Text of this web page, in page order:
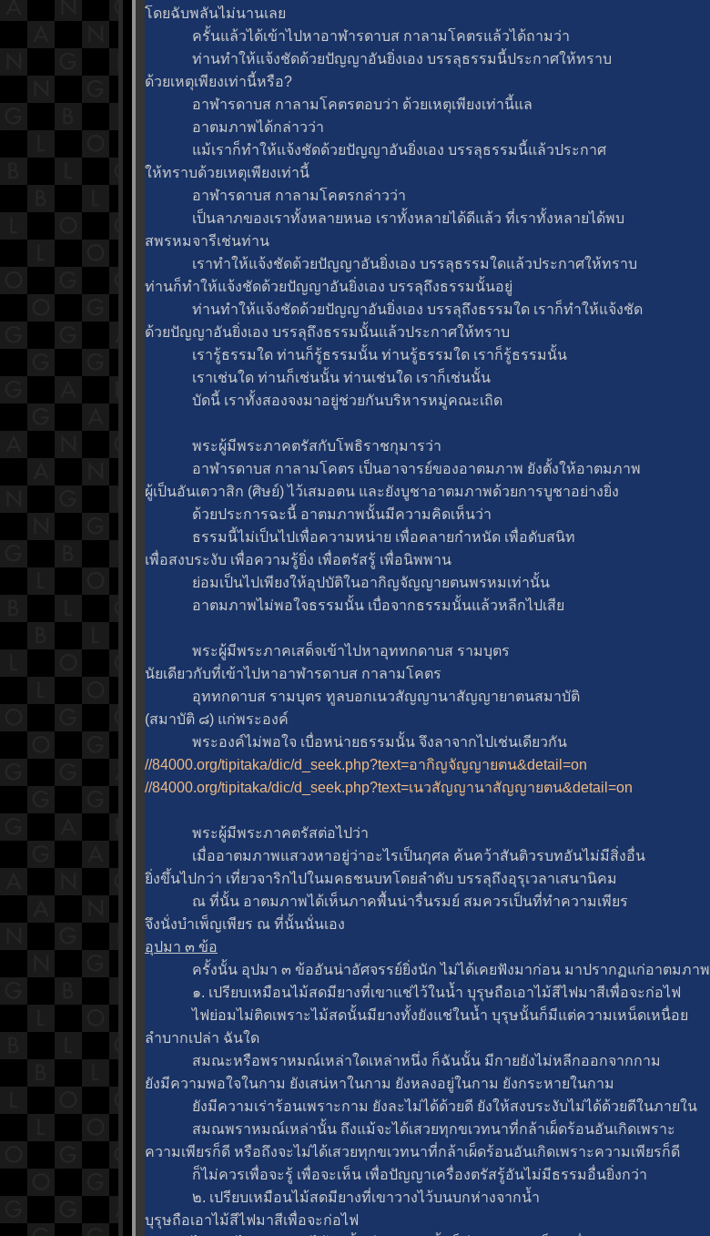
ดยฉับพลันไม่นานเล
ครั้นแล้วได้เข้าไปหาอาฬารดาบส กาลามโคตรแล้วได้ถามว่า
ท่านทำให้แจ้งชัดด้วยปัญญาอันยิ่งเอง บรรลุธรรมนี้ประกาศให้ทราบ
ด้วยเหตุเพียงเท่านี้หรือ?
อาฬารดาบส กาลามโคตรตอบว่า ด้วยเหตุเพียงเท่านี้แล
อาตมภาพได้กล่าวว่า
ม้เราก็ทำให้แจ้งชัดด้วยปัญญาอันยิ่งเอง บรรลุธรรมนี้แล้วประกาศ
ห้ทราบด้วยเหตุเพียงเท่านี้
อาฬารดาบส กาลามโคตรกล่าวว่า
เป็นลาภของเราทั้งหลายหนอ เราทั้งหลายได้ดีแล้ว ที่เราทั้งหลายได้พบ
สพรหมจารีเช่นท่าน
เราทำให้แจ้งชัดด้วยปัญญาอันยิ่งเอง บรรลุธรรมใดแล้วประกาศให้ทราบ
ท่านก็ทำให้แจ้งชัดด้วยปัญญาอันยิ่งเอง บรรลุถึงธรรมนั้นอยู่
ท่านทำให้แจ้งชัดด้วยปัญญาอันยิ่งเอง บรรลุถึงธรรมใด เราก็ทำให้แจ้งชัด
ด้วยปัญญาอันยิ่งเอง บรรลุถึงธรรมนั้นแล้วประกาศให้ทราบ
เรารู้ธรรมใด ท่านก็รู้ธรรมนั้น ท่านรู้ธรรมใด เราก็รู้ธรรมนั้น
เราเช่นใด ท่านก็เช่นนั้น ท่านเช่นใด เราก็เช่นนั้น
บัดนี้ เราทั้งสองจงมาอยู่ช่วยกันบริหารหมู่คณะเถิด
พระผู้มีพระภาคตรัสกับโพธิราชกุมารว่า
อาฬารดาบส กาลามโคตร เป็นอาจารย์ของอาตมภาพ ยังตั้งให้อาตมภาพ
ผู้เป็นอันเตวาสิก (ศิษย์) ไว้เสมอตน และยังบูชาอาตมภาพด้วยการบูชาอย่างยิ่ง
ด้วยประการฉะนี้ อาตมภาพนั้นมีความคิดเห็นว่า
ธรรมนี้ไม่เป็นไปเพื่อความหน่าย เพื่อคลายกำหนัด เพื่อดับสนิท
เพื่อสงบระงับ เพื่อความรู้ยิ่ง เพื่อตรัสรู้ เพื่อนิพพาน
่อมเป็นไปเพียงให้อุปบัติในอากิญจัญญายตนพรหมเท่านั้น
อาตมภาพไม่พอใจธรรมนั้น เบื่อจากธรรมนั้นแล้วหลีกไปเสี
พระผู้มีพระภาคเสด็จเข้าไปหาอุททกดาบส รามบุตร
นัยเดียวกับที่เข้าไปหาอาฬารดาบส กาลามโคตร
อุททกดาบส รามบุตร ทูลบอกเนวสัญญานาสัญญายาตนสมาบัติ
(สมาบัติ ๘) แก่พระองค์
พระองค์ไม่พอใจ เบื่อหน่ายธรรมนั้น จึงลาจากไปเช่นเดียวกัน
//84000.org/tipitaka/dic/d_seek.php?text=อากิญจัญญายตน&detail=on
//84000.org/tipitaka/dic/d_seek.php?text=เนวสัญญานาสัญญายตน&detail=on
พระผู้มีพระภาคตรัสต่อไปว่า
เมื่ออาตมภาพแสวงหาอยู่ว่าอะไรเป็นกุศล ค้นคว้าสันติวรบทอันไม่มีสิ่งอื่น
ิ่งขึ้นไปกว่า เที่ยวจาริกไปในมคธชนบทโดยลำดับ บรรลุถึงอุรุเวลาเสนานิคม
ณ ที่นั้น อาตมภาพได้เห็นภาคพื้นน่ารื่นรมย์ สมควรเป็นที่ทำความเพียร
จึงนั่งบำเพ็ญเพียร ณ ที่นั้นนั่นเอง
อุปมา ๓ ข้อ
ครั้งนั้น อุปมา ๓ ข้ออันน่าอัศจรรย์ยิ่งนัก ไม่ได้เคยฟังมาก่อน มาปรากฏแก่อาตมภาพ
๑. เปรียบเหมือนไม้สดมียางที่เขาแช่ไว้ในน้ำ บุรุษถือเอาไม้สีไฟมาสีเพื่อจะก่อไฟ
ไฟย่อมไม่ติดเพราะไม้สดนั้นมียางทั้งยังแช่ในน้ำ บุรุษนั้นก็มีแต่ความเหน็ดเหนื่อ
ลำบากเปล่า ฉันใด
สมณะหรือพราหมณ์เหล่าใดเหล่าหนึ่ง ก็ฉันนั้น มีกายยังไม่หลีกออกจากกาม
ังมีความพอใจในกาม ยังเสน่หาในกาม ยังหลงอยู่ในกาม ยังกระหายในกาม
ังมีความเร่าร้อนเพราะกาม ยังละไม่ได้ด้วยดี ยังให้สงบระงับไม่ได้ด้วยดีในภายใน
สมณพราหมณ์เหล่านั้น ถึงแม้จะได้เสวยทุกขเวทนาที่กล้าเผ็ดร้อนอันเกิดเพราะ
ความเพียรก็ดี หรือถึงจะไม่ได้เสวยทุกขเวทนาที่กล้าเผ็ดร้อนอันเกิดเพราะความเพียรก็ดี
ก็ไม่ควรเพื่อจะรู้ เพื่อจะเห็น เพื่อปัญญาเครื่องตรัสรู้อันไม่มีธรรมอื่นยิ่งกว่า
๒. เปรียบเหมือนไม้สดมียางที่เขาวางไว้บนบกห่างจากน้ำ
บุรุษถือเอาไม้สีไฟมาสีเพื่อจะก่อไฟ